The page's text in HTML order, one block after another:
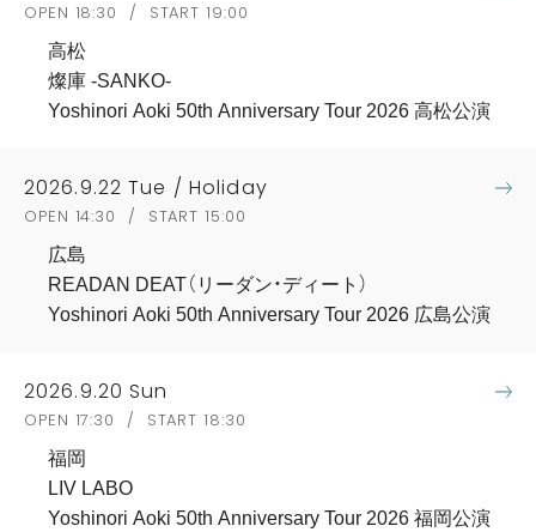
OPEN 18:30 / START 19:00
高松
燦庫 -SANKO-
Yoshinori Aoki 50th Anniversary Tour 2026 高松公演
2026.9.22 Tue / Holiday
OPEN 14:30 / START 15:00
広島
READAN DEAT（リーダン・ディート）
Yoshinori Aoki 50th Anniversary Tour 2026 広島公演
2026.9.20 Sun
OPEN 17:30 / START 18:30
福岡
LIV LABO
Yoshinori Aoki 50th Anniversary Tour 2026 福岡公演